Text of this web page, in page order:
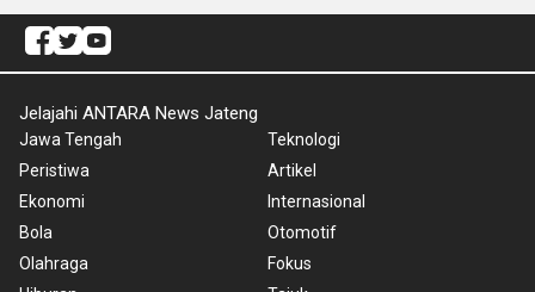
Jelajahi ANTARA News Jateng
Jawa Tengah
Peristiwa
Ekonomi
Bola
Olahraga
Teknologi
Artikel
Internasional
Otomotif
Fokus